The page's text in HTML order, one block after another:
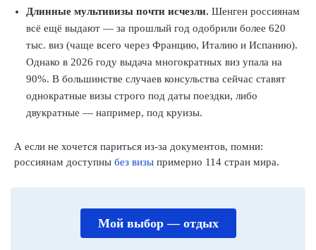
Длинные мультивизы почти исчезли. Шенген россиянам
всё ещё выдают — за прошлый год одобрили более 620
тыс. виз (чаще всего через Францию, Италию и Испанию).
Однако в 2026 году выдача многократных виз упала на
90%. В большинстве случаев консульства сейчас ставят
однократные визы строго под даты поездки, либо
двукратные — например, под круизы.
А если не хочется париться из-за документов, помни:
россиянам доступны без визы примерно 114 стран мира.
Мой выбор — отдых